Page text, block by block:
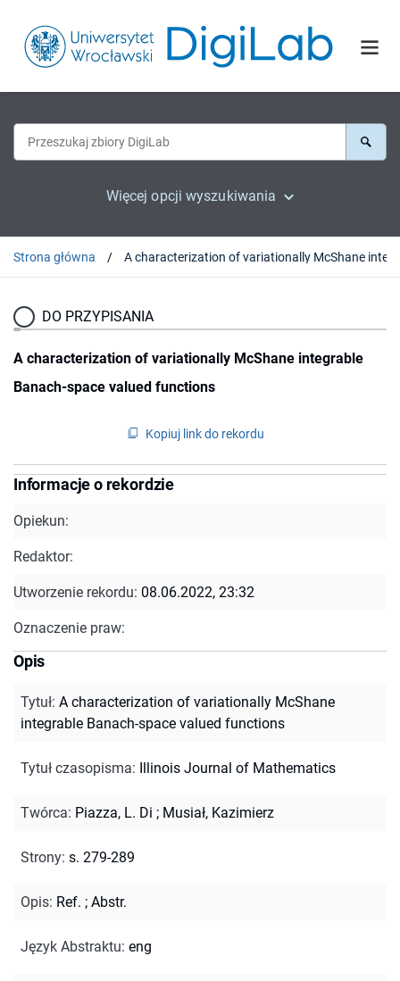
Więcej opcji wyszukiwania
Strona główna
DO PRZYPISANIA
A characterization of variationally McShane integrable
Banach-space valued functions
Kopiuj link do rekordu
Informacje o rekordzie
Opiekun:
Redaktor:
Utworzenie rekordu: 08.06.2022, 23:32
Oznaczenie praw:
Opis
Tytuł: A characterization of variationally McShane
integrable Banach-space valued functions
Tytuł czasopisma: Illinois Journal of Mathematics
Twórca: Piazza, L. Di ; Musiał, Kazimierz
Strony: s. 279-289
Opis: Ref. ; Abstr.
Język Abstraktu: eng